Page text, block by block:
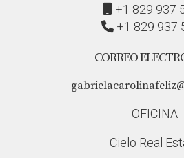
+1 829 937
+1 829 937
CORREO
OFICINA
Cielo Real